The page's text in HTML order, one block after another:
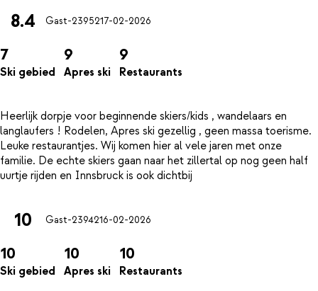
8.4 Gast-2395217-02-2026
7
Ski gebied
9
Apres ski
9
Restaurants
Heerlijk dorpje voor beginnende skiers/kids , wandelaars en
langlaufers ! Rodelen, Apres ski gezellig , geen massa toerisme.
Leuke restaurantjes. Wij komen hier al vele jaren met onze
familie. De echte skiers gaan naar het zillertal op nog geen half
10 Gast-2394216-02-2026
10
Ski gebied
10
Apres ski
10
Restaurants